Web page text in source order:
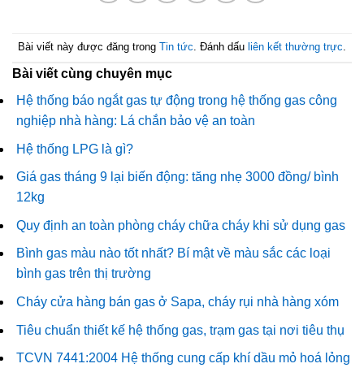
Bài viết này được đăng trong Tin tức. Đánh dấu liên kết thường trực.
Bài viết cùng chuyên mục
Hệ thống báo ngắt gas tự động trong hệ thống gas công
nghiệp nhà hàng: Lá chắn bảo vệ an toàn
Hệ thống LPG là gì?
Giá gas tháng 9 lại biến động: tăng nhẹ 3000 đồng/ bình
12kg
Quy định an toàn phòng cháy chữa cháy khi sử dụng gas
Bình gas màu nào tốt nhất? Bí mật về màu sắc các loại
bình gas trên thị trường
Cháy cửa hàng bán gas ở Sapa, cháy rụi nhà hàng xóm
Tiêu chuẩn thiết kế hệ thống gas, trạm gas tại nơi tiêu thụ
TCVN 7441:2004 Hệ thống cung cấp khí dầu mỏ hoá lỏng